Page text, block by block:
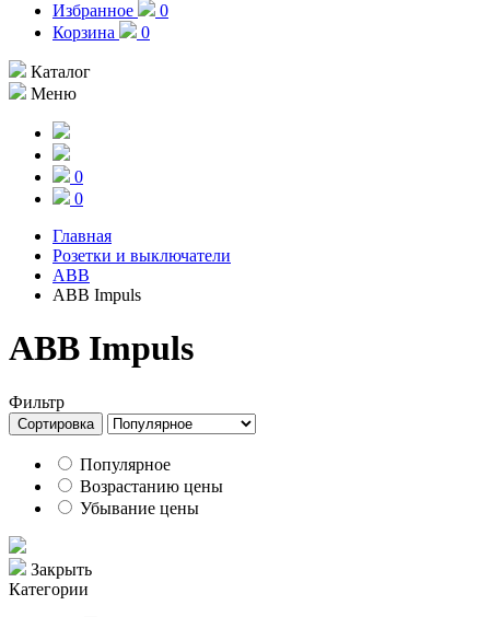
Избранное
0
Корзина
0
Каталог
Меню
0
0
Главная
Розетки и выключатели
ABB
ABB Impuls
ABB Impuls
Фильтр
Сортировка
Популярное
Возрастанию цены
Убывание цены
Закрыть
Категории